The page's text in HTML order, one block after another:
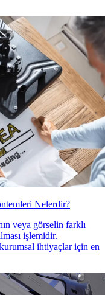
Nelerdir?
veya görselin farklı
işlemidir.
ihtiyaçlar için en